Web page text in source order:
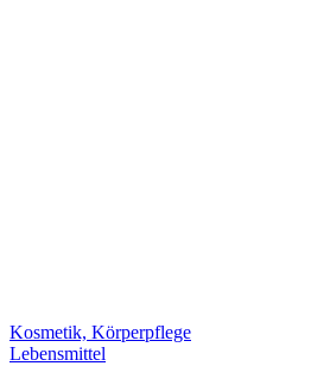
Kosmetik, Körperpflege
Lebensmittel